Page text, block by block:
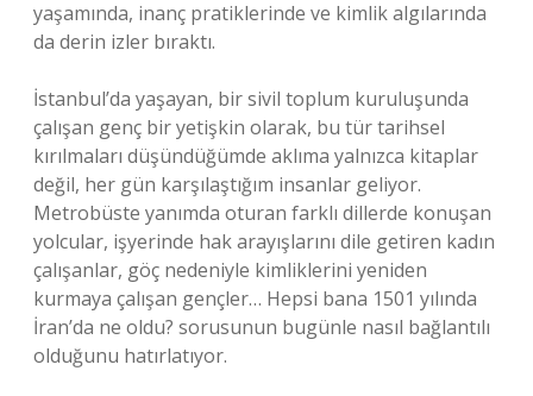
yaşamında, inanç pratiklerinde ve kimlik algılarında
da derin izler bıraktı.
İstanbul’da yaşayan, bir sivil toplum kuruluşunda
çalışan genç bir yetişkin olarak, bu tür tarihsel
kırılmaları düşündüğümde aklıma yalnızca kitaplar
değil, her gün karşılaştığım insanlar geliyor.
Metrobüste yanımda oturan farklı dillerde konuşan
yolcular, işyerinde hak arayışlarını dile getiren kadın
çalışanlar, göç nedeniyle kimliklerini yeniden
kurmaya çalışan gençler… Hepsi bana 1501 yılında
İran’da ne oldu? sorusunun bugünle nasıl bağlantılı
olduğunu hatırlatıyor.